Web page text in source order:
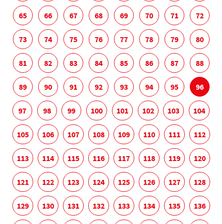
65 66 67 68 69 70 71 72
73 74 75 76 77 78 79 80
81 82 83 84 85 86 87 88
89 90 91 92 93 94 95 96
97 98 99 100 101 102 103 104
105 106 107 108 109 110 111 112
113 114 115 116 117 118 119 120
121 122 123 124 125 126 127 128
129 130 131 132 133 134 135 136